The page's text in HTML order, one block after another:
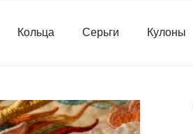
Кольца Серьги Кулоны